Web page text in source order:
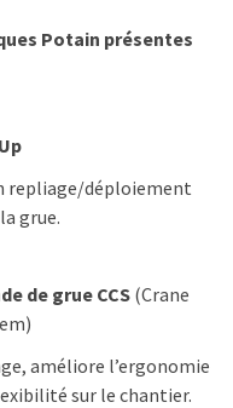
Potain présentes
repliage/déploiement
grue.
de grue CCS(Crane
améliore l’ergonomie
sur le chantier.